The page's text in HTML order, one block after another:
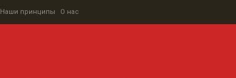
Наши принципы О нас